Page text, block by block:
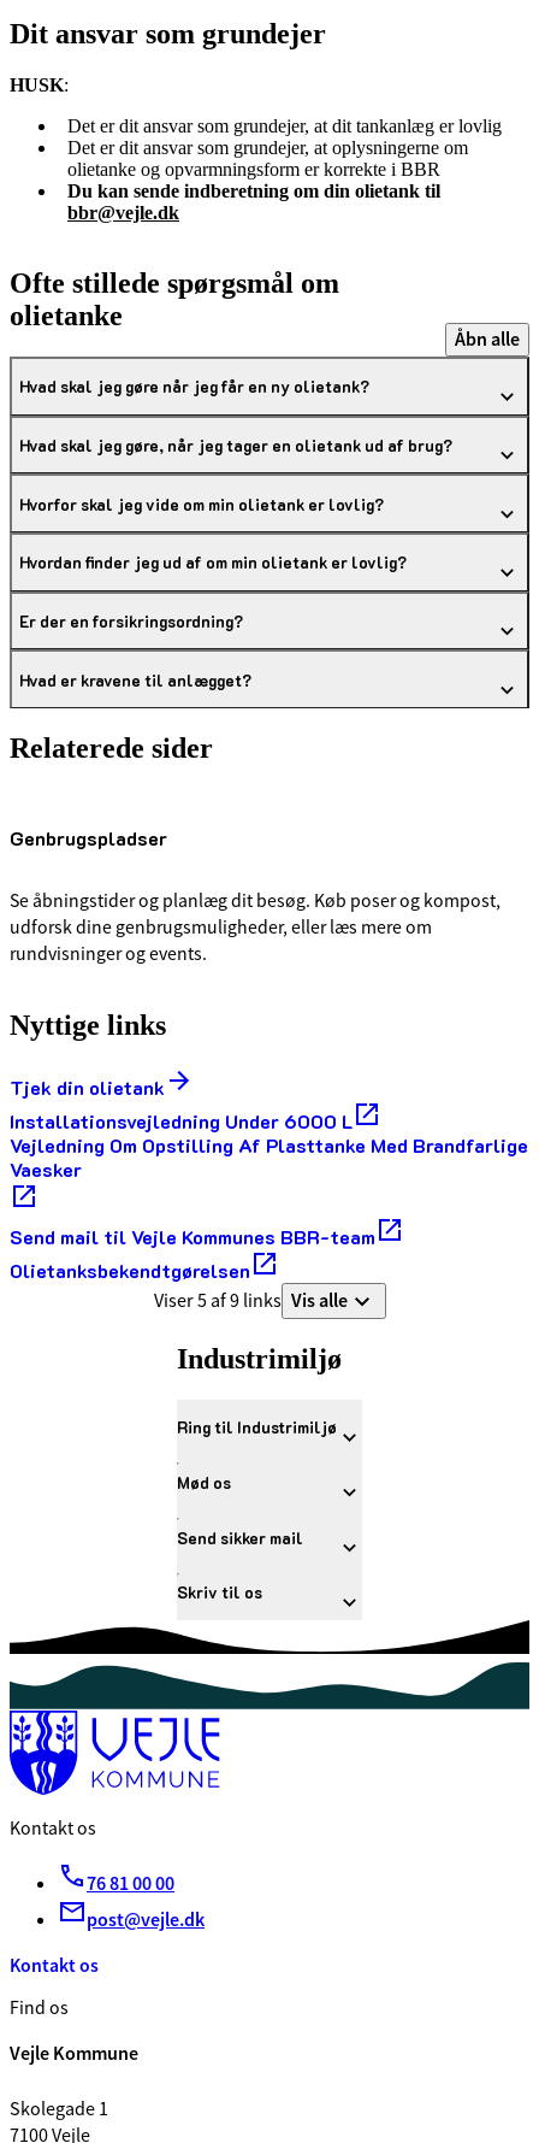
Dit ansvar som grundejer
HUSK:
Det er dit ansvar som grundejer, at dit tankanlæg er lovlig
Det er dit ansvar som grundejer, at oplysningerne om
olietanke og opvarmningsform er korrekte i BBR
Du kan sende indberetning om din olietank til
bbr@vejle.dk
Ofte stillede spørgsmål om
olietanke
Åbn alle
Hvad skal jeg gøre når jeg får en ny olietank?
Hvad skal jeg gøre, når jeg tager en olietank ud af brug?
Hvorfor skal jeg vide om min olietank er lovlig?
Hvordan finder jeg ud af om min olietank er lovlig?
Er der en forsikringsordning?
Hvad er kravene til anlægget?
Relaterede sider
Genbrugspladser
Se åbningstider og planlæg dit besøg. Køb poser og kompost,
udforsk dine genbrugsmuligheder, eller læs mere om
rundvisninger og events.
Nyttige links
Tjek din olietank
Installationsvejledning Under 6000 L
Vejledning Om Opstilling Af Plasttanke Med Brandfarlige
Vaesker
Send mail til Vejle Kommunes BBR-team
Olietanksbekendtgørelsen
Viser 5 af 9 links Vis alle
Industrimiljø
Ring til Industrimiljø
Mød os
Send sikker mail
Skriv til os
Kontakt os
76 81 00 00
post@vejle.dk
Kontakt os
Find os
Vejle Kommune
Skolegade 1
7100 Vejle